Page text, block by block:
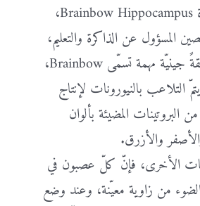
سُميّت هذه الصورة Brainbow Hippocampus،
المسؤول عن الذاكرة والتعليم،
وتوّضح اللوحة طريقةً جينيّة مهمة تسمّى Brainbow،
التلاعب بالنيورونات لإنتاج
البروتينات المضيئة بألوان
والأزرق.
الأخرى، فإنّ كلّ عصبون في
من زاوية معيّنة، وعند وضع